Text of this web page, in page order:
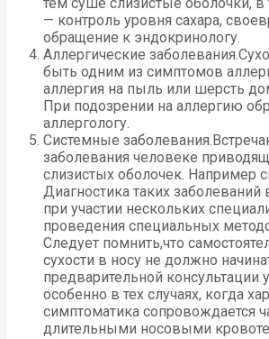
тем суше слизистые оболочки, в
— контроль уровня сахара,
обращение к эндокринологу.
Аллергические
быть одним из симптомов
аллергия на пыль или шерсть
При подозрении на аллергию
аллергологу.
Системные
заболевания человеке
слизистых оболочек. Например
Диагностика таких
при участии нескольких
проведения специальных
Следует помнить,что
сухости в носу не должно
предварительной консультации
особенно в тех случаях, когда
симптоматика сопровождается
длительными носовыми